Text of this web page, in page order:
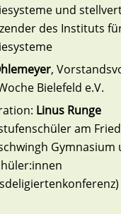
und
des Instituts
,
Bielefeld e.V.
Linus Runge
am
Gymnasium